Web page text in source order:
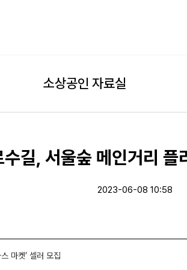
소상공인 자료실
길, 서울숲 메인거리 플
2023-06-08 10:58
마켓’ 셀러 모집